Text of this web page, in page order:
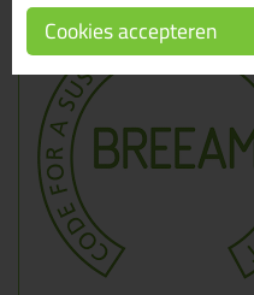
Cookies accepteren